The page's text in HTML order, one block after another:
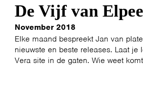
De Vijf van Elpee
November 2018
Elke maand bespreekt Jan van
nieuwste en beste releases. Laat je
Vera site in de gaten. Wie weet